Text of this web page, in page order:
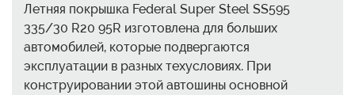
Летняя покрышка Federal Super Steel SS595
335/30 R20 95R изготовлена для больших
автомобилей, которые подвергаются
эксплуатации в разных техусловиях. При
конструировании этой автошины основной